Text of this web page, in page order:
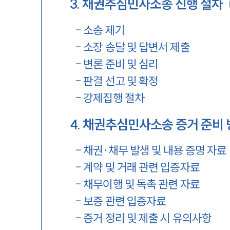
3.채권추심민사소송 진행 절차
- 소송 제기
- 소장 송달 및 답변서 제출
- 변론 준비 및 심리
- 판결 선고 및 확정
-강제집행 절차
4.채권추심민사소송 증거 준비
- 채권·채무 발생 및 내용 증명 자료
-계약 및 거래 관련 입증자료
- 채무이행 및 독촉 관련 자료
- 보증 관련 입증자료
- 증거 정리 및 제출 시 유의사항